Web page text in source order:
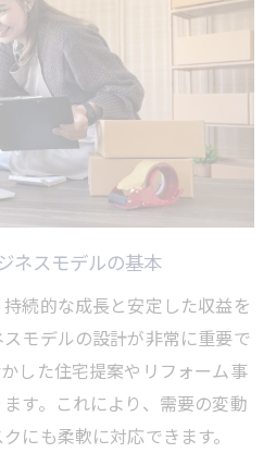
する工務店経営の工夫
率を両立する秘訣
な顧客満足向上の工夫
経営システム導入のポイン
活かす品質管理の実践例
る工務店経営の新提案
経営のサービス体制強化
工務店の経営改善術
題を現場で解決する方法
連携する工務店経営の実践
立つ現場改善の成功事例
ネスモデルの基本
続的な成長と安定した収益を
モデルの設計が非常に重要で
した住宅提案やリフォーム事
す。これにより、需要の変動
にも柔軟に対応できます。